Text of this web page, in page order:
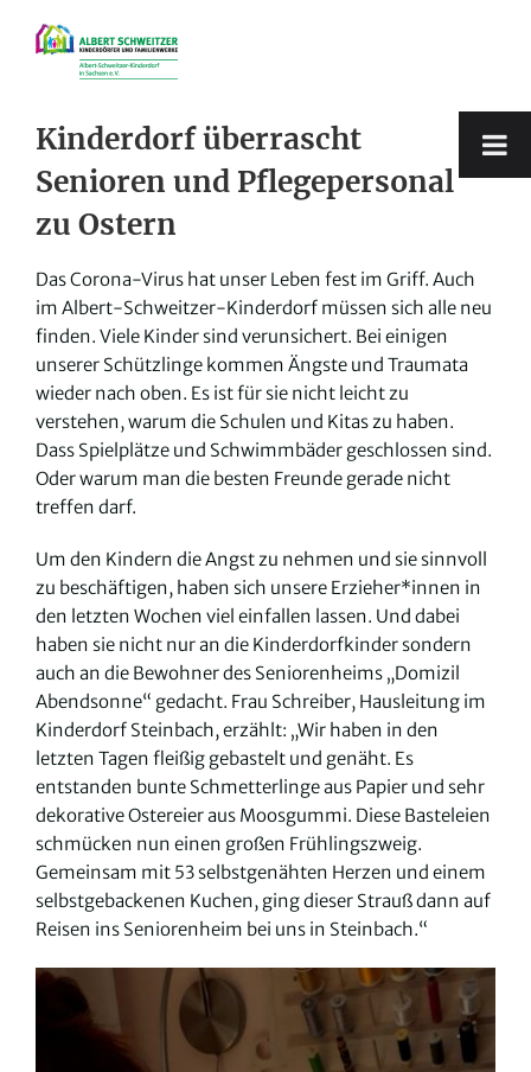
Inhalt
Kinderdorf überrascht
Senioren und Pflegepersonal
zu Ostern
Das Corona-Virus hat unser Leben fest im Griff. Auch
im Albert-Schweitzer-Kinderdorf müssen sich alle neu
finden. Viele Kinder sind verunsichert. Bei einigen
unserer Schützlinge kommen Ängste und Traumata
wieder nach oben. Es ist für sie nicht leicht zu
verstehen, warum die Schulen und Kitas zu haben.
Dass Spielplätze und Schwimmbäder geschlossen sind.
Oder warum man die besten Freunde gerade nicht
treffen darf.
Um den Kindern die Angst zu nehmen und sie sinnvoll
zu beschäftigen, haben sich unsere Erzieher*innen in
den letzten Wochen viel einfallen lassen. Und dabei
haben sie nicht nur an die Kinderdorfkinder sondern
auch an die Bewohner des Seniorenheims „Domizil
Abendsonne“ gedacht. Frau Schreiber, Hausleitung im
Kinderdorf Steinbach, erzählt: „Wir haben in den
letzten Tagen fleißig gebastelt und genäht. Es
entstanden bunte Schmetterlinge aus Papier und sehr
dekorative Ostereier aus Moosgummi. Diese Basteleien
schmücken nun einen großen Frühlingszweig.
Gemeinsam mit 53 selbstgenähten Herzen und einem
selbstgebackenen Kuchen, ging dieser Strauß dann auf
Reisen ins Seniorenheim bei uns in Steinbach.“